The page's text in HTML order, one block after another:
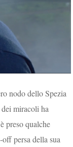
nodo dello Spezia
miracoli ha
preso qualche
persa della sua